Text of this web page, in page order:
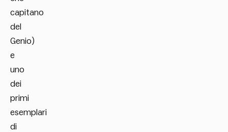
capitano
del
Genio)
e
uno
dei
primi
esemplari
di